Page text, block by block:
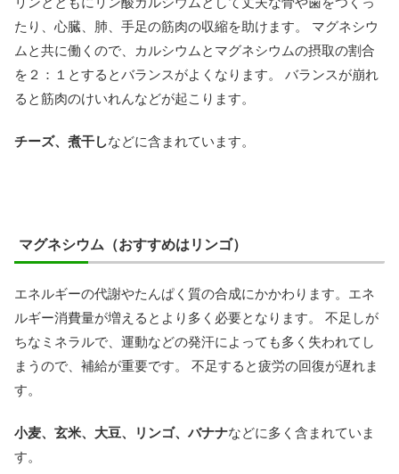
たり、心臓、肺、手足の筋肉の収縮を助けます。 マグネシウ
ムと共に働くので、カルシウムとマグネシウムの摂取の割合
を２：１とするとバランスがよくなります。 バランスが崩れ
ると筋肉のけいれんなどが起こります。
チーズ、煮干しなどに含まれています。
マグネシウム（おすすめはリンゴ）
エネルギーの代謝やたんぱく質の合成にかかわります。エネ
ルギー消費量が増えるとより多く必要となります。 不足しが
ちなミネラルで、運動などの発汗によっても多く失われてし
まうので、補給が重要です。 不足すると疲労の回復が遅れま
す。
小麦、玄米、大豆、リンゴ、バナナなどに多く含まれていま
す。